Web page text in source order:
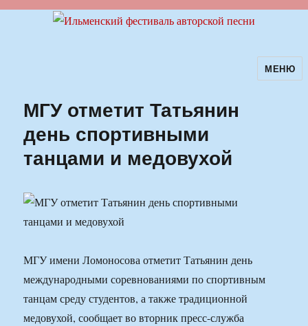
Ильменский фестиваль авторскойМЕНЮ
МГУ отметит Татьянин
день спортивными
танцами и медовухой
МГУ имени Ломоносова отметит Татьянин день
международными соревнованиями по спортивным
танцам среду студентов, а также традиционной
медовухой, сообщает во вторник пресс-служба